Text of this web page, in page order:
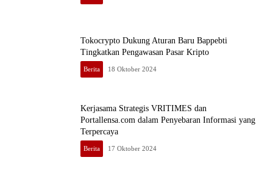
Tokocrypto Dukung Aturan Baru Bappebti
Tingkatkan Pengawasan Pasar Kripto
Berita 18 Oktober 2024
Kerjasama Strategis VRITIMES dan
Portallensa.com dalam Penyebaran Informasi yang
Terpercaya
Berita 17 Oktober 2024